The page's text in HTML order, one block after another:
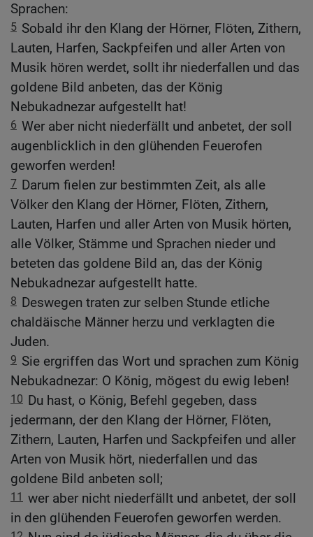
Sprachen:
5 Sobald ihr den Klang der Hörner, Flöten, Zithern,
Lauten, Harfen, Sackpfeifen und aller Arten von
Musik hören werdet, sollt ihr niederfallen und das
goldene Bild anbeten, das der König
Nebukadnezar aufgestellt hat!
6 Wer aber nicht niederfällt und anbetet, der soll
augenblicklich in den glühenden Feuerofen
geworfen werden!
7 Darum fielen zur bestimmten Zeit, als alle
Völker den Klang der Hörner, Flöten, Zithern,
Lauten, Harfen und aller Arten von Musik hörten,
alle Völker, Stämme und Sprachen nieder und
beteten das goldene Bild an, das der König
Nebukadnezar aufgestellt hatte.
8 Deswegen traten zur selben Stunde etliche
chaldäische Männer herzu und verklagten die
Juden.
9 Sie ergriffen das Wort und sprachen zum König
Nebukadnezar: O König, mögest du ewig leben!
10 Du hast, o König, Befehl gegeben, dass
jedermann, der den Klang der Hörner, Flöten,
Zithern, Lauten, Harfen und Sackpfeifen und aller
Arten von Musik hört, niederfallen und das
goldene Bild anbeten soll;
11 wer aber nicht niederfällt und anbetet, der soll
in den glühenden Feuerofen geworfen werden.